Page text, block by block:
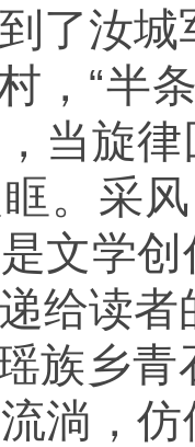
了汝
，“半
当旋
。采
文学
给读者
族乡
淌，